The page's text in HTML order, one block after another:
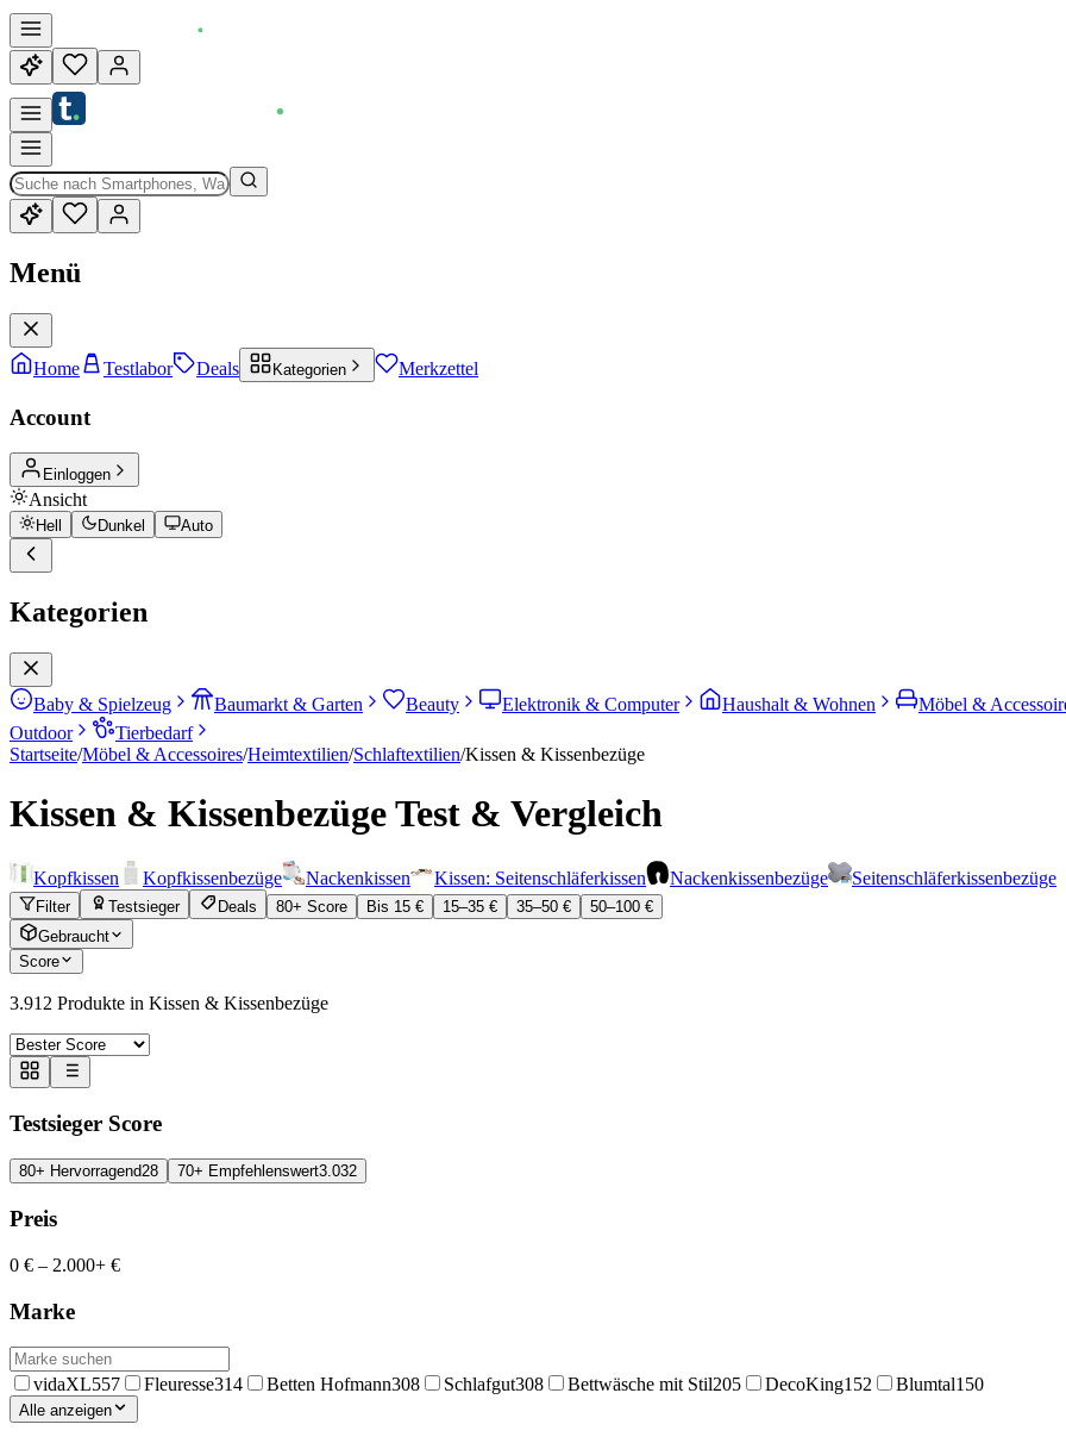
Menü
Home Testlabor Deals Kategorien Merkzettel
Account
Einloggen
Ansicht
Hell Dunkel Auto
Kategorien
Baby & Spielzeug Baumarkt & Garten Beauty Elektronik & Computer Haushalt & Wohnen Möbel &
Outdoor
Tierbedarf
Startseite/Möbel & Accessoires/Heimtextilien/Schlaftextilien/Kissen & Kissenbezüge
Kissen & KissenbezügeTest & Vergleich
Kopfkissen Kopfkissenbezüge Nackenkissen Kissen: Seitenschläferkissen Nackenkissenbezüge Seitenschläferkissenbezüge
Filter Testsieger Deals 80+ Score Bis 15 € 15–35 € 35–50 €
50–100 €
Gebraucht
Score
3.912 Produkte in Kissen & Kissenbezüge
Testsieger Score
80+ Hervorragend28 70+ Empfehlenswert3.032
Preis
0 € – 2.000+ €
Marke
vidaXL557 Fleuresse314 Betten Hofmann308 Schlafgut308 Bettwäsche mit Stil205 DecoKing152 Blumtal150
Alle anzeigen